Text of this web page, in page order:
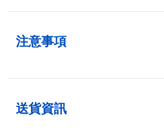
注意事項
送貨資訊